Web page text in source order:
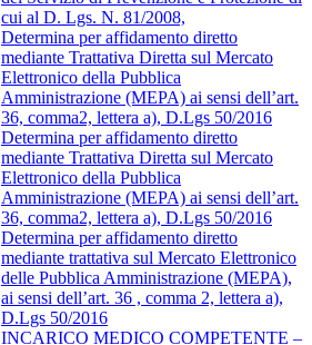
cui al D. Lgs. N. 81/2008,
Determina per affidamento diretto
mediante Trattativa Diretta sul Mercato
Elettronico della Pubblica
Amministrazione (MEPA) ai sensi dell’art.
36, comma2, lettera a), D.Lgs 50/2016
Determina per affidamento diretto
mediante Trattativa Diretta sul Mercato
Elettronico della Pubblica
Amministrazione (MEPA) ai sensi dell’art.
36, comma2, lettera a), D.Lgs 50/2016
Determina per affidamento diretto
mediante trattativa sul Mercato Elettronico
delle Pubblica Amministrazione (MEPA),
ai sensi dell’art. 36 , comma 2, lettera a),
D.Lgs 50/2016
INCARICO MEDICO COMPETENTE –